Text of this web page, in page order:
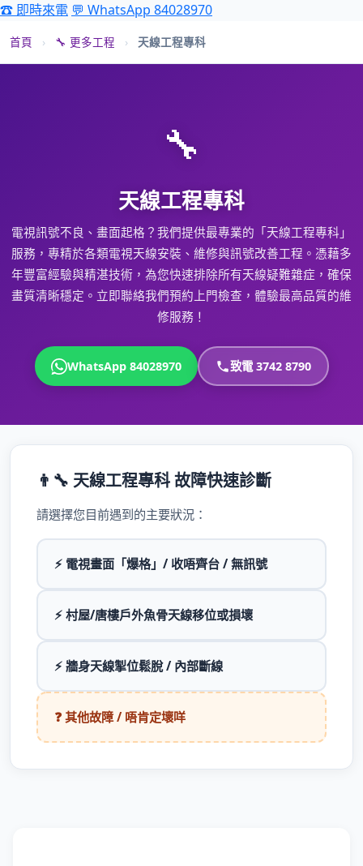
☎ 即時來電 💬 WhatsApp 84028970
首頁 › 🔧 更多工程 › 天線工程專科
🔧
天線工程專科
電視訊號不良、畫面起格？我們提供最專業的「天線工程專科」
服務，專精於各類電視天線安裝、維修與訊號改善工程。憑藉多
年豐富經驗與精湛技術，為您快速排除所有天線疑難雜症，確保
畫質清晰穩定。立即聯絡我們預約上門檢查，體驗最高品質的維
修服務！
WhatsApp 84028970 致電 3742 8790
👨‍🔧 天線工程專科 故障快速診斷
請選擇您目前遇到的主要狀況：
⚡ 電視畫面「爆格」/ 收唔齊台 / 無訊號
⚡ 村屋/唐樓戶外魚骨天線移位或損壞
⚡ 牆身天線掣位鬆脫 / 內部斷線
❓ 其他故障 / 唔肯定壞咩